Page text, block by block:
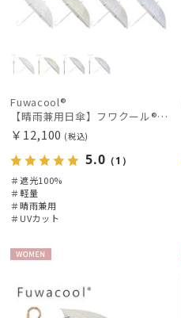
Fuwacool®
【晴雨兼用日傘】フワクール®ホワイト（Fuwacool® White）スパークルブラッシュ 遮光100 UV100
￥12,100 (税込)
5.0 （1）
＃遮光100%
＃軽量
＃晴雨兼用
＃UVカット
N